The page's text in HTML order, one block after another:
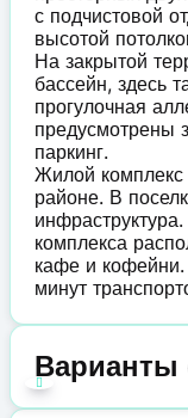
с подчистовой
высотой
На закрытой
бассейн, здесь
прогулочная
предусмотрены
паркинг.
Жилой комплекс
районе. В
комплекса
кафе и
минут
Варианты